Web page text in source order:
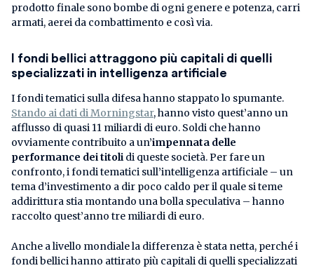
prodotto finale sono bombe di ogni genere e potenza, carri
armati, aerei da combattimento e così via.
I fondi bellici attraggono più capitali di quelli
specializzati in intelligenza artificiale
I fondi tematici sulla difesa hanno stappato lo spumante.
Stando ai dati di Morningstar, hanno visto quest’anno un
afflusso di quasi 11 miliardi di euro. Soldi che hanno
ovviamente contribuito a un’impennata delle
performance dei titoli di queste società. Per fare un
confronto, i fondi tematici sull’intelligenza artificiale – un
tema d’investimento a dir poco caldo per il quale si teme
addirittura stia montando una bolla speculativa – hanno
raccolto quest’anno tre miliardi di euro.
Anche a livello mondiale la differenza è stata netta, perché i
fondi bellici hanno attirato più capitali di quelli specializzati